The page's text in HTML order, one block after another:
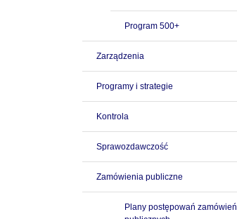
Program 500+
Zarządzenia
Programy i strategie
Kontrola
Sprawozdawczość
Zamówienia publiczne
Plany postępowań zamówień